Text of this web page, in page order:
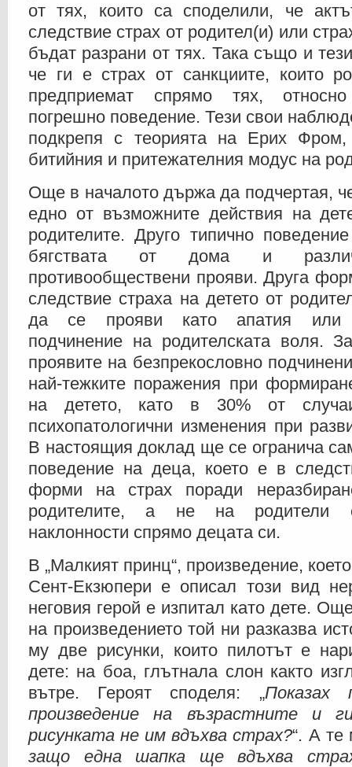
от тях, които са споделили, че
следствие страх от родител(и) или
бъдат разрани от тях. Така също и
че ги е страх от санкциите, които
предприемат спрямо тях,
погрешно поведение. Тези свои
подкрепя с теорията на Ерих Фром,
битийния и притежателния модус на
Още в началото държа да подчертая,
едно от възможните действия на
родителите. Друго типично
бягствата от дома и
противообществени прояви. Друга
следствие страха на детето от
да се прояви като апатия или
подчинение на родителската воля.
проявите на безпрекословно
най-тежките поражения при
на детето, като в 30% от
психопатологични изменения при
В настоящия доклад ще се огранича
поведение на деца, което е в
форми на страх поради
родителите, а не на родители
наклонности спрямо децата си.
В „Малкият принц“, произведение,
Сент-Екзюпери е описал този вид
неговия герой е изпитал като дете.
на произведението той ни разказва
му две рисунки, които пилотът е
дете: на боа, глътнала слон както
вътре. Героят споделя: „Показах
произведение на възрастните и
рисунката не им вдъхва страх?“. А те
защо една шапка ще вдъхва